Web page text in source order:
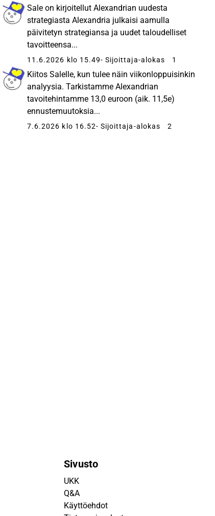
Sale on kirjoitellut Alexandrian uudesta
strategiasta Alexandria julkaisi aamulla
päivitetyn strategiansa ja uudet taloudelliset
tavoitteensa...
11.6.2026 klo 15.49- Sijoittaja-alokas 1
Kiitos Salelle, kun tulee näin viikonloppuisinkin
analyysia. Tarkistamme Alexandrian
tavoitehintamme 13,0 euroon (aik. 11,5e)
ennustemuutoksia...
7.6.2026 klo 16.52- Sijoittaja-alokas 2
Sivusto
UKK
Q&A
Käyttöehdot